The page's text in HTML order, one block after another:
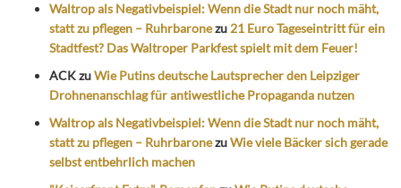
Waltrop als Negativbeispiel: Wenn die Stadt nur noch mäht,
statt zu pflegen – Ruhrbaronezu 21 Euro Tageseintritt für ein
Stadtfest? Das Waltroper Parkfest spielt mit dem Feuer!
ACKzuWie Putins deutsche Lautsprecher den Leipziger
Drohnenanschlag für antiwestliche Propaganda nutzen
Waltrop als Negativbeispiel: Wenn die Stadt nur noch mäht,
statt zu pflegen – RuhrbaronezuWie viele Bäcker sich gerade
selbst entbehrlich machen